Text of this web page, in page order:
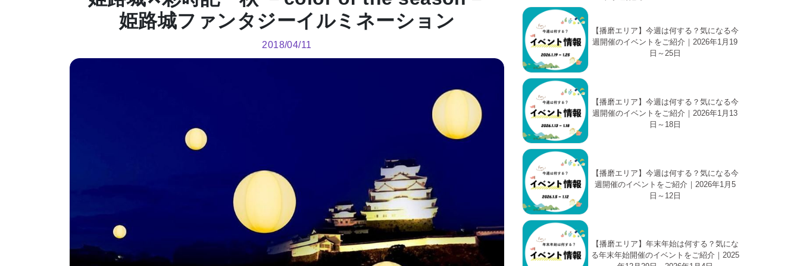
姫路城ファンタジーイルミネーション
2018/04/11
【播磨エリア】今週は何する？気になる今
週開催のイベントをご紹介｜2026年1月19
日～25日
【播磨エリア】今週は何する？気になる今
週開催のイベントをご紹介｜2026年1月13
日～18日
【播磨エリア】今週は何する？気になる今
週開催のイベントをご紹介｜2026年1月5
日～12日
【播磨エリア】年末年始は何する？気にな
る年末年始開催のイベントをご紹介｜2025